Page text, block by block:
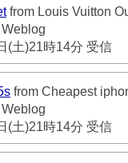
from Louis Vuitton
Weblog
(土)21時14分 受信
from Cheapest
Weblog
(土)21時14分 受信